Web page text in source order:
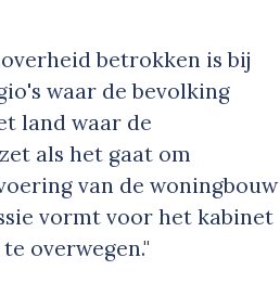
betrokken is bij
waar de bevolking
land waar de
als het gaat om
van de woningbouw
vormt voor het kabinet
overwegen."